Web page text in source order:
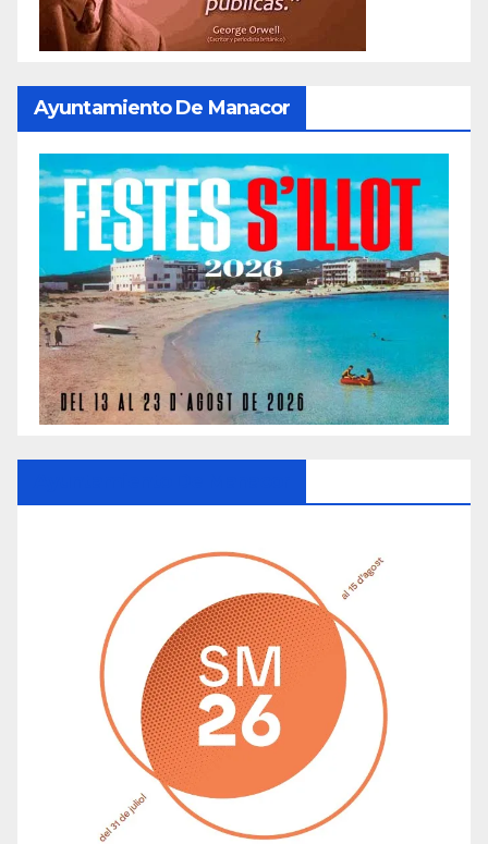
Ayuntamiento De Manacor